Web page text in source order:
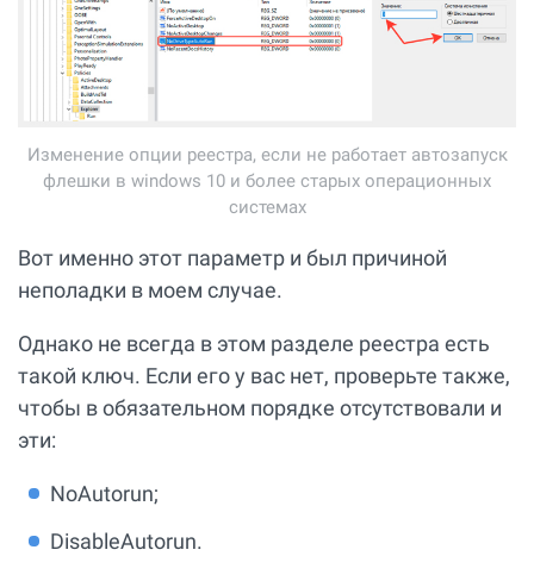
Изменение опции реестра, если не работает автозапуск
флешки в windows 10 и более старых операционных
системах
Вот именно этот параметр и был причиной
неполадки в моем случае.
Однако не всегда в этом разделе реестра есть
такой ключ. Если его у вас нет, проверьте также,
чтобы в обязательном порядке отсутствовали и
эти:
NoAutorun;
DisableAutorun.